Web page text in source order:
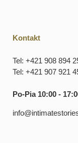
Kontakt
Tel: +421 908 894
Tel: +421 907 921
Po-Pia 10:00 -